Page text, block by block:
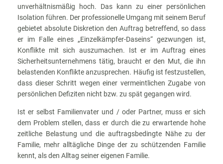
unverhältnismäßig hoch. Das kann zu einer persönlichen
Isolation führen. Der professionelle Umgang mit seinem Beruf
gebietet absolute Diskretion den Auftrag betreffend, so dass
er im Falle eines „Einzelkämpfer-Daseins“ gezwungen ist,
Konflikte mit sich auszumachen. Ist er im Auftrag eines
Sicherheitsunternehmens tätig, braucht er den Mut, die ihn
belastenden Konflikte anzusprechen. Häufig ist festzustellen,
dass dieser Schritt wegen einer vermeintlichen Zugabe von
persönlichen Defiziten nicht bzw. zu spät gegangen wird.
Ist er selbst Familienvater und / oder Partner, muss er sich
dem Problem stellen, dass er durch die zu erwartende hohe
zeitliche Belastung und die auftragsbedingte Nähe zu der
Familie, mehr alltägliche Dinge der zu schützenden Familie
kennt, als den Alltag seiner eigenen Familie.